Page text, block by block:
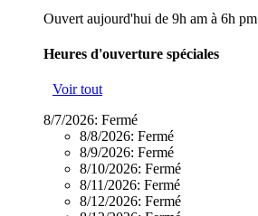
Ouvert aujourd'hui de 9h am à 6h pm
Heures d'ouverture spéciales
Voir tout
8/7/2026: Fermé
8/8/2026: Fermé
8/9/2026: Fermé
8/10/2026: Fermé
8/11/2026: Fermé
8/12/2026: Fermé